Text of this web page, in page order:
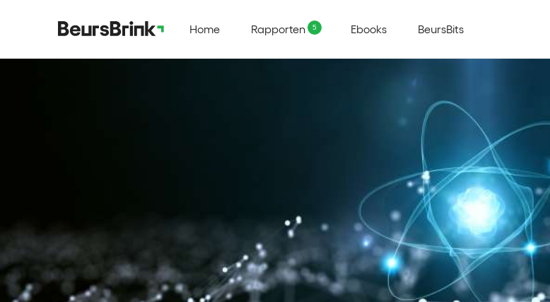
Home Rapporten Ebooks BeursBits